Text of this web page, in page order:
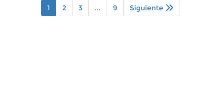
1 2 3 ... 9 Siguiente